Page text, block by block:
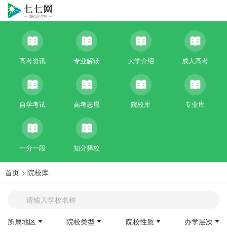
高考资讯 专业解读 大学介绍 成人高考
自学考试 高考志愿 院校库 专业库
一分一段 知分择校
首页 > 院校库
所属地区 院校类型 院校性质 办学层次